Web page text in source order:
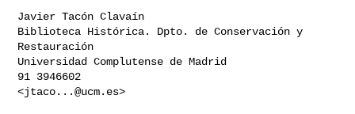
Javier Tacón Clavaín
Biblioteca Histórica. Dpto. de Conservación y
Restauración
Universidad Complutense de Madrid
91 3946602
<jtaco...@ucm.es>